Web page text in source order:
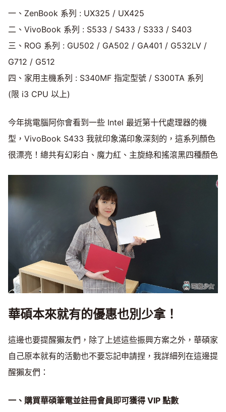
一、ZenBook 系列 : UX325 / UX425
二、VivoBook 系列 : S533 / S433 / S333 / S403
三、ROG 系列 : GU502 / GA502 / GA401 / G532LV /
G712 / G512
四、家用主機系列 : S340MF 指定型號 / S300TA 系列
(限 i3 CPU 以上)
今年挑電腦阿你會看到一些 Intel 最近第十代處理器的機
型，VivoBook S433 我就印象滿印象深刻的，這系列顏色
很漂亮！總共有幻彩白、魔力紅、主旋綠和搖滾黑四種顏色
華碩本來就有的優惠也別少拿！
這邊也要提醒獺友們，除了上述這些振興方案之外，華碩家
自己原本就有的活動也不要忘記申請捏，我詳細列在這邊提
醒獺友們：
一、購買華碩筆電並註冊會員即可獲得 VIP 點數